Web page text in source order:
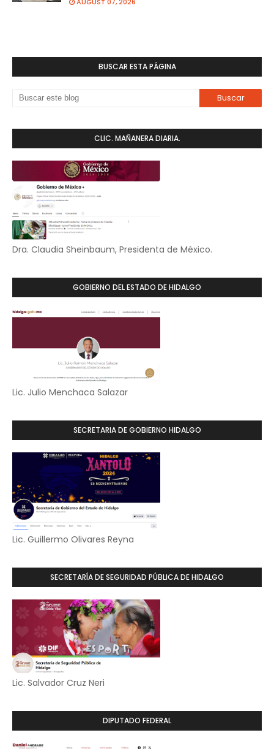
BUSCAR ESTA PÁGINA
CLIC. MAÑANERA DIARIA.
Dra. Claudia Sheinbaum, Presidenta de México.
GOBIERNO DEL ESTADO DE HIDALGO
Lic. Julio Menchaca Salazar
SECRETARIA DE GOBIERNO HIDALGO
Lic. Guillermo Olivares Reyna
SECRETARÍA DE SEGURIDAD PÚBLICA DE HIDALGO
Lic. Salvador Cruz Neri
DIPUTADO FEDERAL